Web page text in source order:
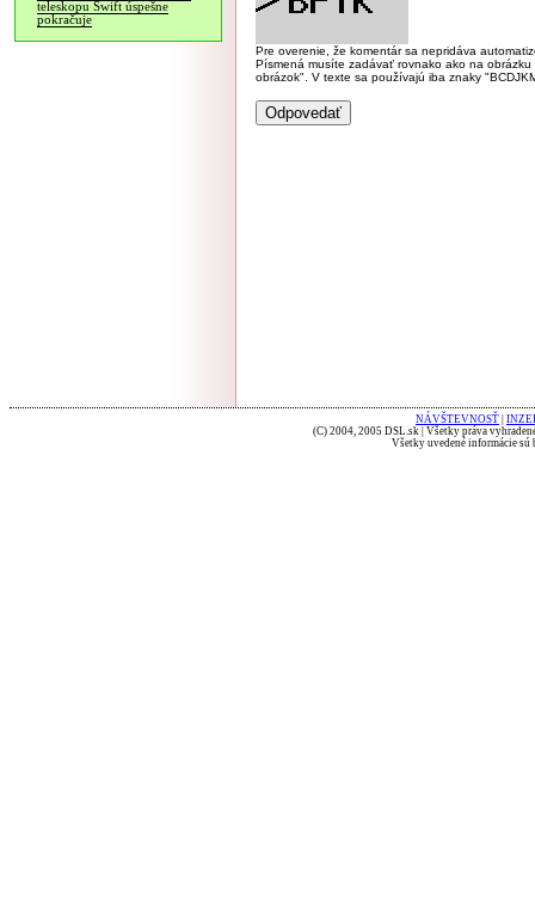
teleskopu Swift úspešne
pokračuje
Pre overenie, že komentár sa nepridáva
Písmená musíte zadávať rovnako ako na
obrázok". V texte sa používajú iba znaky
NÁVŠTEVNOSŤ
(C) 2004, 2005 DSL.sk | Všetky práva
Všetky uvedené informácie sú